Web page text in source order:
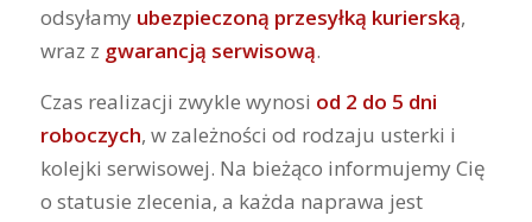
odsyłamy ubezpieczoną przesyłką kurierską,
wraz z gwarancją serwisową.
Czas realizacji zwykle wynosi od 2 do 5 dni
roboczych, w zależności od rodzaju usterki i
kolejki serwisowej. Na bieżąco informujemy Cię
o statusie zlecenia, a każda naprawa jest